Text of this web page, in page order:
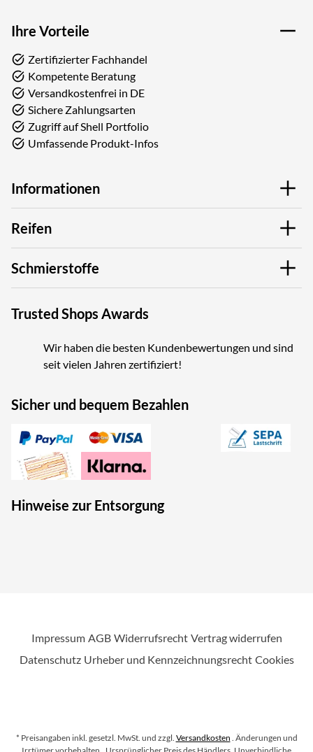
Ihre Vorteile
Zertifizierter Fachhandel
Kompetente Beratung
Versandkostenfrei in DE
Sichere Zahlungsarten
Zugriff auf Shell Portfolio
Umfassende Produkt-Infos
Informationen
Reifen
Schmierstoffe
Trusted Shops Awards
Wir haben die besten Kundenbewertungen und sind
seit vielen Jahren zertifiziert!
Sicher und bequem Bezahlen
Hinweise zur Entsorgung
Impressum AGB Widerrufsrecht Vertrag widerrufen
Datenschutz Urheber und Kennzeichnungsrecht Cookies
* Preisangaben inkl. gesetzl. MwSt. und zzgl. Versandkosten . Änderungen und